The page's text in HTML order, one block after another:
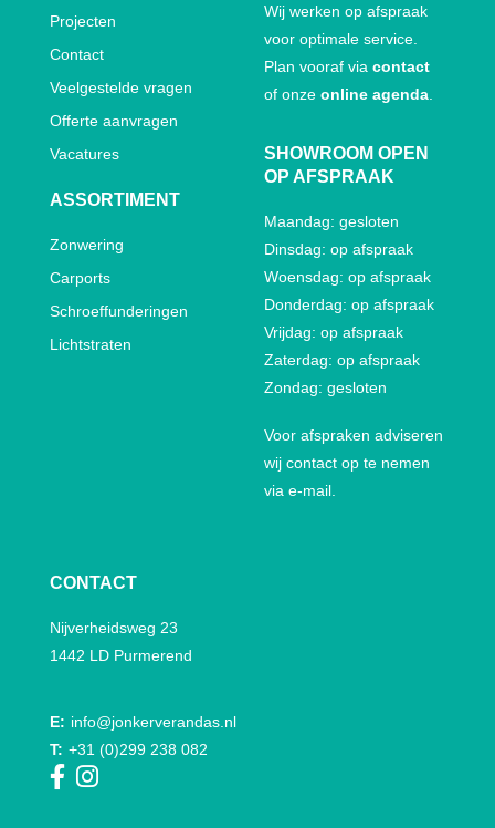
Projecten
Contact
Veelgestelde vragen
Offerte aanvragen
Vacatures
ASSORTIMENT
Zonwering
Carports
Schroeffunderingen
Lichtstraten
Wij werken op afspraak
voor optimale service.
Plan vooraf via contact
of onze online agenda
SHOWROOM OPEN
OP AFSPRAAK
Maandag: gesloten
Dinsdag: op afspraak
Woensdag: op afspraak
Donderdag: op afspraak
Vrijdag: op afspraak
Zaterdag: op afspraak
Zondag: gesloten
Voor afspraken adviseren
wij contact op te nemen
via e-mail.
CONTACT
Nijverheidsweg 23
1442 LD Purmerend
E: info@jonkerverandas.nl
T: +31 (0)299 238 082